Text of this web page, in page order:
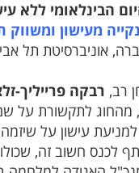
הבינלאומי ללא עישון
מעישון
אוניברסיטת תל
רב, רבקה פרייליך-
, מהחוג לתקשורת על
עישון על
לכנס חשוב זה,